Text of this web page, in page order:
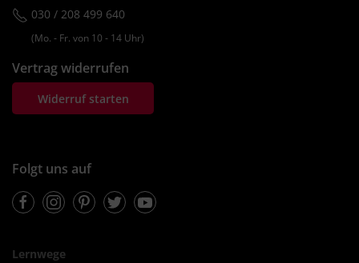
030 / 208 499 640
(Mo. ‐ Fr. von 10 ‐ 14 Uhr)
Vertrag widerrufen
Widerruf starten
Folgt uns auf
FacebookInstagramPinterestTwitterYoutube
Lernwege